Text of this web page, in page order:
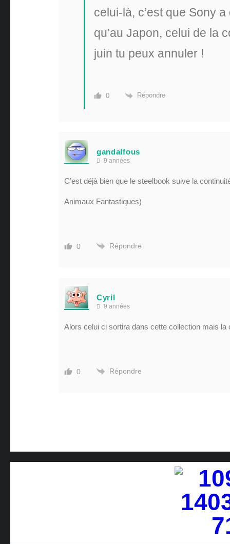
celui-là, c’est que Sony
qu’au Japon, celui de la
juin tu peux annuler !
0 Répondre
gandalfous
9 années
C’est déjà bien que le steelbook suive la
Animaux Fantastiques)
0 Répondre
Cyril
9 années
Alors celui ci sortira dans cette collection mais
0 Répondre